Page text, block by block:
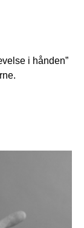
i hånden”